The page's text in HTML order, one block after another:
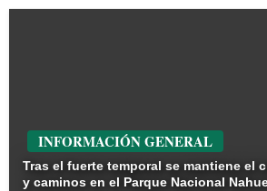
INFORMACIÓN GENERAL
Tras el fuerte temporal se mantiene el
y caminos en el Parque Nacional